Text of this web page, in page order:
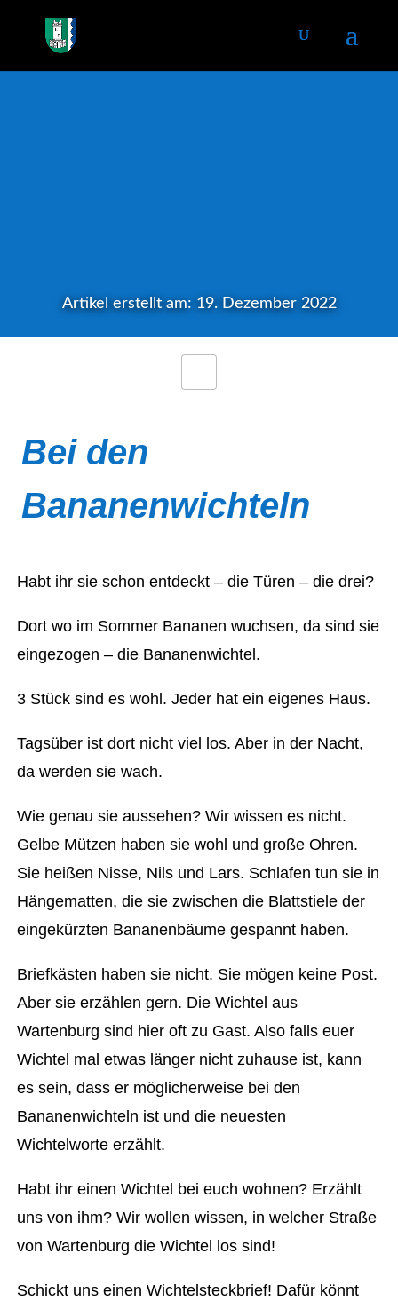
Artikel erstellt am: 19. Dezember 2022
Bei den
Bananenwichteln
Habt ihr sie schon entdeckt – die Türen – die drei?
Dort wo im Sommer Bananen wuchsen, da sind sie
eingezogen – die Bananenwichtel.
3 Stück sind es wohl. Jeder hat ein eigenes Haus.
Tagsüber ist dort nicht viel los. Aber in der Nacht,
da werden sie wach.
Wie genau sie aussehen? Wir wissen es nicht.
Gelbe Mützen haben sie wohl und große Ohren.
Sie heißen Nisse, Nils und Lars. Schlafen tun sie in
Hängematten, die sie zwischen die Blattstiele der
eingekürzten Bananenbäume gespannt haben.
Briefkästen haben sie nicht. Sie mögen keine Post.
Aber sie erzählen gern. Die Wichtel aus
Wartenburg sind hier oft zu Gast. Also falls euer
Wichtel mal etwas länger nicht zuhause ist, kann
es sein, dass er möglicherweise bei den
Bananenwichteln ist und die neuesten
Wichtelworte erzählt.
Habt ihr einen Wichtel bei euch wohnen? Erzählt
uns von ihm? Wir wollen wissen, in welcher Straße
von Wartenburg die Wichtel los sind!
Schickt uns einen Wichtelsteckbrief! Dafür könnt